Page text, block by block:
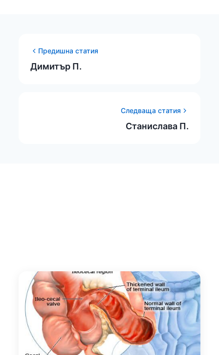
Предишна статия
Димитър П.
Следваща статия
Станислава П.